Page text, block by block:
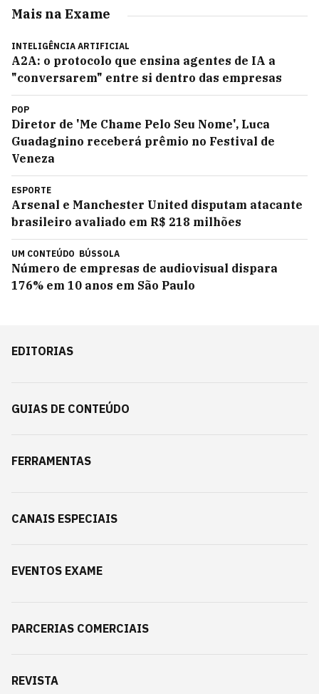
Mais na Exame
INTELIGÊNCIA ARTIFICIAL
A2A: o protocolo que ensina agentes de IA a
"conversarem" entre si dentro das empresas
POP
Diretor de 'Me Chame Pelo Seu Nome', Luca
Guadagnino receberá prêmio no Festival de
Veneza
ESPORTE
Arsenal e Manchester United disputam atacante
brasileiro avaliado em R$ 218 milhões
UM CONTEÚDO BÚSSOLA
Número de empresas de audiovisual dispara
176% em 10 anos em São Paulo
EDITORIAS
GUIAS DE CONTEÚDO
FERRAMENTAS
CANAIS ESPECIAIS
EVENTOS EXAME
PARCERIAS COMERCIAIS
REVISTA